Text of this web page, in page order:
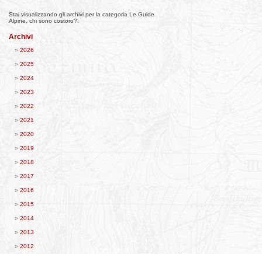
Stai visualizzando gli archivi per la categoria Le Guide
Alpine, chi sono costoro?.
Archivi
2026
2025
2024
2023
2022
2021
2020
2019
2018
2017
2016
2015
2014
2013
2012